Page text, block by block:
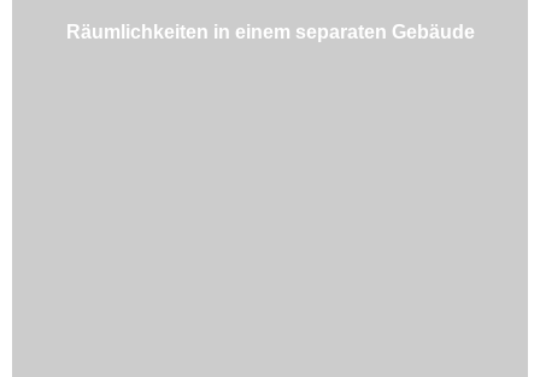
Räumlichkeiten in einem separaten Gebäude